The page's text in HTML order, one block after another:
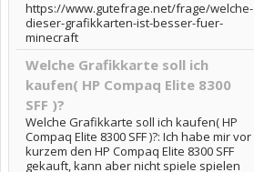
https://www.gutefrage.net/frage/welche-
dieser-grafikkarten-ist-besser-fuer-
minecraft
Welche Grafikkarte soll ich
kaufen( HP Compaq Elite 8300
SFF )?
Welche Grafikkarte soll ich kaufen( HP
Compaq Elite 8300 SFF )?: Ich habe mir vor
kurzem den HP Compaq Elite 8300 SFF
gekauft, kann aber nicht spiele spielen